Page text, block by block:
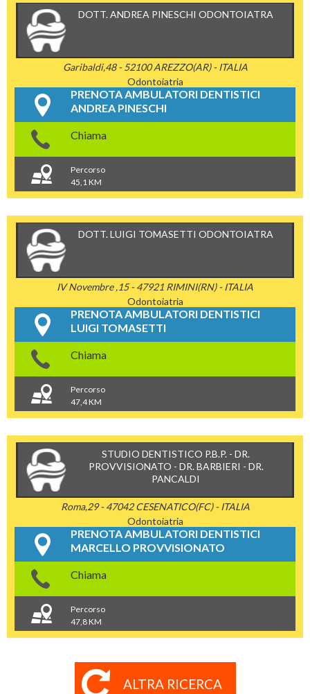
DOTT. ANDREA PINESCHI ODONTOIATRA
Garibaldi,48 - 52100 AREZZO(AR) - ITALIA
Odontoiatria
PRENOTA AMBULATORI DENTISTICI
ANDREA PINESCHI
Chiama
Percorso
45,1 KM
DOTT. LUIGI TOMASETTI ODONTOIATRA
IV Novembre ,15 - 47921 RIMINI(RN) - ITALIA
Odontoiatria
PRENOTA AMBULATORI DENTISTICI
LUIGI TOMASETTI
Chiama
Percorso
47,4 KM
STUDIO DENTISTICO P.B.P. - DR.
PROVVISIONATO - DR. BARBIERI - DR.
PANCALDI
Roma,29 - 47042 CESENATICO(FC) - ITALIA
Odontoiatria
PRENOTA AMBULATORI DENTISTICI
MARCELLO PROVVISIONATO
Chiama
Percorso
47,8 KM
ALTRA RICERCA